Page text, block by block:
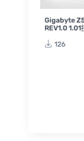
Gigabyte
REV1.0 1.01
126